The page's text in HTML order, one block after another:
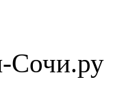
Сочи.ру